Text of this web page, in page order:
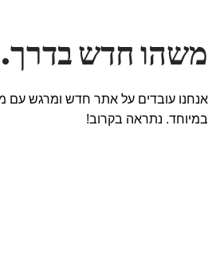
משהו חדש
אנחנו עובדים על אתר חדש ומרגש עם
במיוחד. נתראה בקרוב!